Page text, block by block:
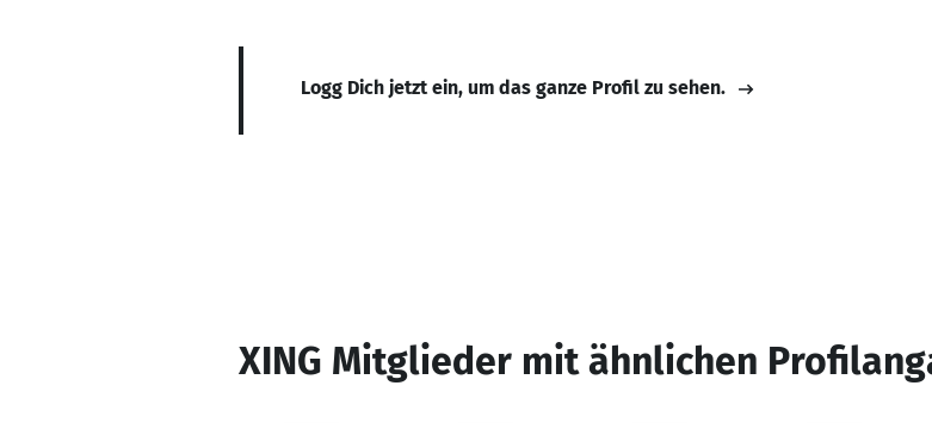
Logg Dich jetzt ein, um das ganze Profil zu sehen.
XING Mitglieder mit ähnlichen